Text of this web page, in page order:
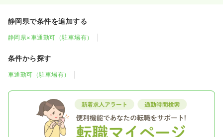
静岡県で条件を追加する
静岡県×車通勤可（駐車場有）
条件から探す
車通勤可（駐車場有）